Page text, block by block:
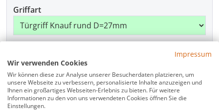
Griffart
Montage
Impressum
Wir verwenden Cookies
Wir können diese zur Analyse unserer Besucherdaten platzieren, um
unsere Webseite zu verbessern, personalisierte Inhalte anzuzeigen und
Ihnen ein großartiges Webseiten-Erlebnis zu bieten. Für weitere
Informationen zu den von uns verwendeten Cookies öffnen Sie die
Einstellungen.